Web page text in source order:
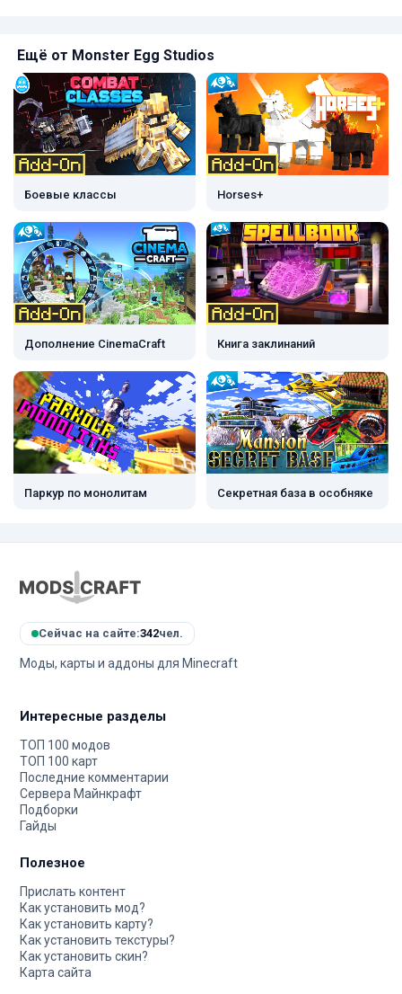
Ещё от Monster Egg Studios
Боевые классы Horses+
Дополнение CinemaCraft Книга заклинаний
Паркур по монолитам Секретная база в особняке
Сейчас на сайте:342чел.
Моды, карты и аддоны для Minecraft
Интересные разделы
ТОП 100 модов
ТОП 100 карт
Последние комментарии
Сервера Майнкрафт
Подборки
Гайды
Полезное
Прислать контент
Как установить мод?
Как установить карту?
Как установить текстуры?
Как установить скин?
Карта сайта